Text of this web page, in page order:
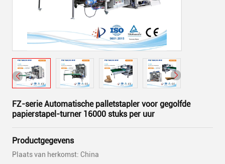
FZ-serie Automatische palletstapler voor gegolfde
papierstapel-turner 16000 stuks per uur
Productgegevens
Plaats van herkomst: China